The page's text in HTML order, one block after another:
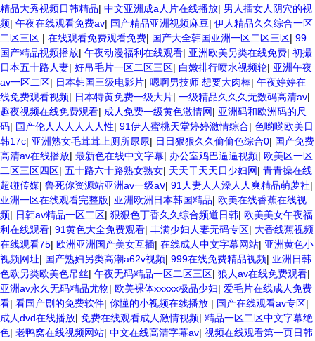
精品大秀视频日韩精品| 中文亚洲成a人片在线播放| 男人插女人阴穴的视
频| 午夜在线观看免费av| 国产精品亚洲视频麻豆| 伊人精品久久综合一区
二区三区 | 在线观看免费观看免费| 国产大全韩国亚洲一区二区三区| 99
国产精品视频播放| 午夜动漫福利在线观看| 亚洲欧美另类在线免费| 初撮
日本五十路人妻| 好吊毛片一区二区三区| 白嫩排行喷水视频轮| 亚洲午夜
av一区二区| 日本韩国三级电影片| 嗯啊男技师 想要大肉棒| 午夜婷婷在
线免费观看视频| 日本特黄免费一级大片| 一级精品久久久无数码高清av|
趣夜视频在线免费观看| 成人免费一级黄色激情网| 亚洲码和欧洲码的尺
码| 国产伦人人人人人人性| 91伊人蜜桃天堂婷婷激情综合| 色哟哟欧美日
韩17c| 亚洲熟女毛茸茸上厕所尿尿| 日日狠狠久久偷偷色综合0| 国产免费
高清av在线播放| 最新色在线中文字幕| 办公室鸡巴逼逼视频| 欧美区一区
二区三区四区| 五十路六十路熟女熟女| 天天干天天日少妇网| 青青操在线
超碰传媒| 鲁死你资源站亚洲av一级aⅴ| 91人妻人人澡人人爽精品萌萝社|
亚洲一区在线观看完整版| 亚洲欧洲日本韩国精品| 欧美在线香蕉在线视
频| 日韩av精品一区二区| 狠狠色丁香久久综合频道日韩| 欧美美女午夜福
利在线观看| 91黄色大全免费观看| 丰满少妇人妻无码专区| 大香线蕉视频
在线观看75| 欧洲亚洲国产美女互插| 在线成人中文字幕网站| 亚洲黄色小
视频网址| 国产熟妇另类高潮a62v视频| 999在线免费精品视频| 亚洲日韩
色欧另类欧美色吊丝| 午夜无码精品一区二区三区| 狼人av在线免费观看|
亚洲av永久无码精品尤物| 欧美裸体xxxxx极品少妇| 爱毛片在线成人免费
看| 看国产剧的免费软件| 你懂的小视频在线播放 | 国产在线观看av专区|
成人dvd在线播放| 免费在线观看成人激情视频| 精品一区二区中文字幕绝
色| 老鸭窝在线视频网站| 中文在线高清字幕av| 视频在线观看第一页日韩